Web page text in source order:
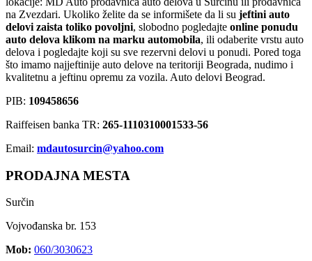
na Zvezdari. Ukoliko želite da se informišete da li su jeftini auto
delovi zaista toliko povoljni, slobodno pogledajte online ponudu
auto delova klikom na marku automobila, ili odaberite vrstu auto
delova i pogledajte koji su sve rezervni delovi u ponudi. Pored toga
što imamo najjeftinije auto delove na teritoriji Beograda, nudimo i
kvalitetnu a jeftinu opremu za vozila. Auto delovi Beograd.
PIB: 109458656
Raiffeisen banka TR: 265-1110310001533-56
Email: mdautosurcin@yahoo.com
PRODAJNA MESTA
Surčin
Vojvođanska br. 153
Mob: 060/3030623